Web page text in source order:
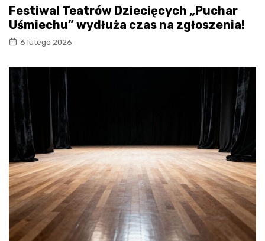
Festiwal Teatrów Dziecięcych „Puchar
Uśmiechu” wydłuża czas na zgłoszenia!
6 lutego 2026